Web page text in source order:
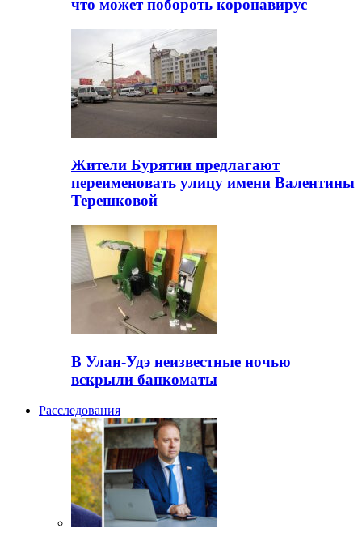
что может побороть коронавирус
Жители Бурятии предлагают
переименовать улицу имени Валентины
Терешковой
В Улан-Удэ неизвестные ночью
вскрыли банкоматы
Расследования